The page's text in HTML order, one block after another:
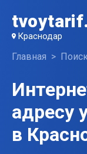
Краснодар
Главная
адресу
в